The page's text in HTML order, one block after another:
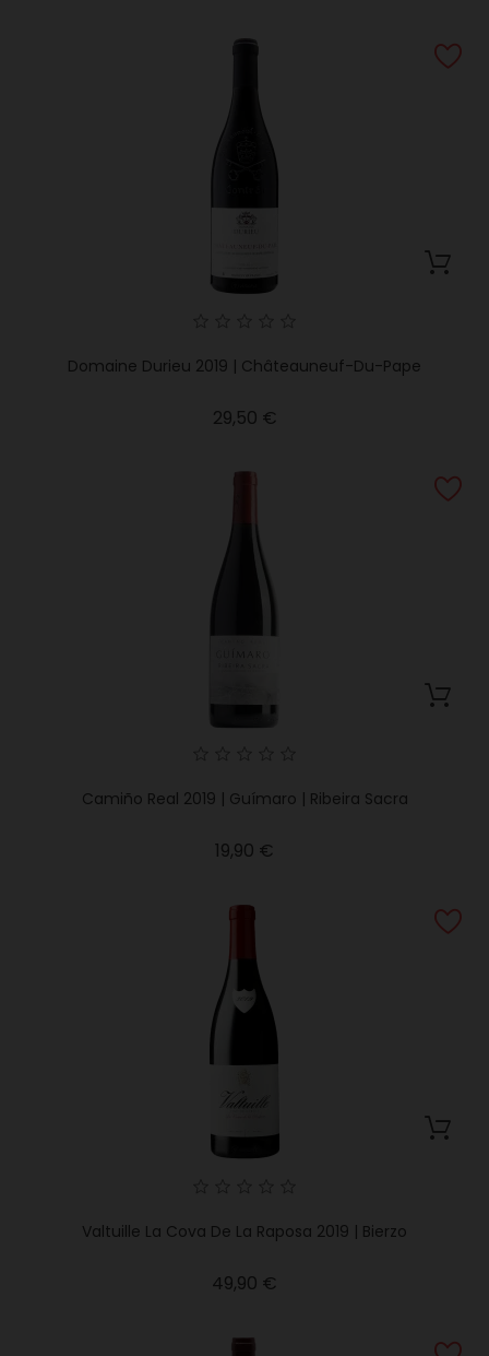
Domaine Durieu 2019 | Châteauneuf-Du-Pape
29,50 €
Camiño Real 2019 | Guímaro | Ribeira Sacra
19,90 €
Valtuille La Cova De La Raposa 2019 | Bierzo
49,90 €